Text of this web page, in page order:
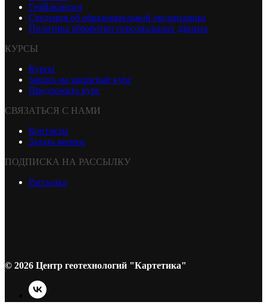
ГеоВакансии
Сведения об образовательной организации
Политика обработки персональных данных
КУРСЫ
Курсы
Запись на закрытый курс
Предложить курс
СВЯЗАТЬСЯ С НАМИ
Контакты
Задать вопрос
ПОДПИСКА НА РАССЫЛКУ
Рассылка
© 2026 Центр геотехнологий "Картетика"